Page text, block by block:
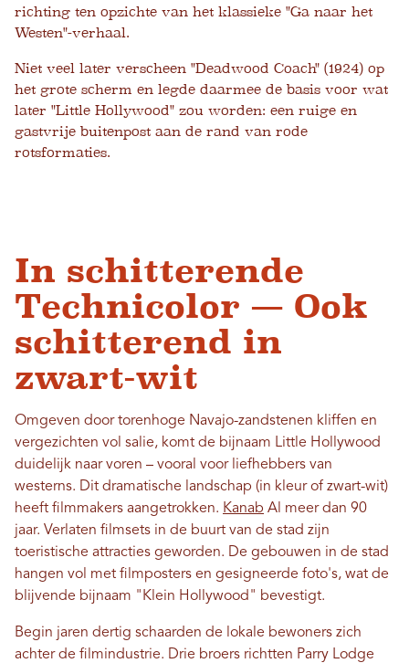
richting ten opzichte van het klassieke "Ga naar het
Westen"-verhaal.
Niet veel later verscheen "Deadwood Coach" (1924) op
het grote scherm en legde daarmee de basis voor wat
later "Little Hollywood" zou worden: een ruige en
gastvrije buitenpost aan de rand van rode
rotsformaties.
In schitterende
Technicolor — Ook
schitterend in
zwart-wit
Omgeven door torenhoge Navajo-zandstenen kliffen en
vergezichten vol salie, komt de bijnaam Little Hollywood
duidelijk naar voren – vooral voor liefhebbers van
westerns. Dit dramatische landschap (in kleur of zwart-wit)
heeft filmmakers aangetrokken. Kanab Al meer dan 90
jaar. Verlaten filmsets in de buurt van de stad zijn
toeristische attracties geworden. De gebouwen in de stad
hangen vol met filmposters en gesigneerde foto's, wat de
blijvende bijnaam "Klein Hollywood" bevestigt.
Begin jaren dertig schaarden de lokale bewoners zich
achter de filmindustrie. Drie broers richtten Parry Lodge